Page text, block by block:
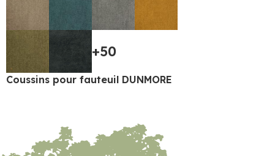
+50
Coussins pour fauteuil DUNMORE